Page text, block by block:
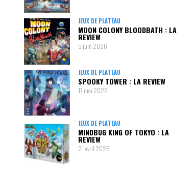
JEUX DE PLATEAU
MOON COLONY BLOODBATH : LA
REVIEW
5 juin 2026
JEUX DE PLATEAU
SPOOKY TOWER : LA REVIEW
17 mai 2026
JEUX DE PLATEAU
MINDBUG KING OF TOKYO : LA
REVIEW
21 avril 2026